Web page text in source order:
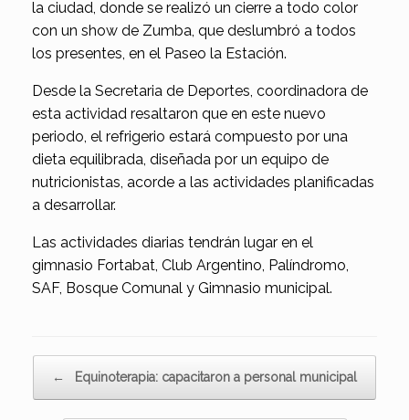
la ciudad, donde se realizó un cierre a todo color
con un show de Zumba, que deslumbró a todos
los presentes, en el Paseo la Estación.
Desde la Secretaria de Deportes, coordinadora de
esta actividad resaltaron que en este nuevo
periodo, el refrigerio estará compuesto por una
dieta equilibrada, diseñada por un equipo de
nutricionistas, acorde a las actividades planificadas
a desarrollar.
Las actividades diarias tendrán lugar en el
gimnasio Fortabat, Club Argentino, Palíndromo,
SAF, Bosque Comunal y Gimnasio municipal.
← Equinoterapia: capacitaron a personal municipal